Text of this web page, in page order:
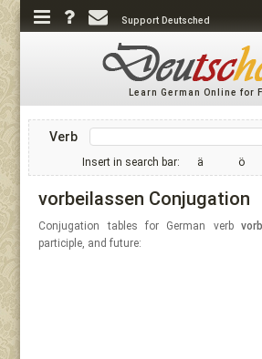
Support Deutsched
Learn German Online for
Verb
Insert in search bar:
ä ö
vorbeilassen Conjugation
Conjugation tables for German verb
participle, and future: